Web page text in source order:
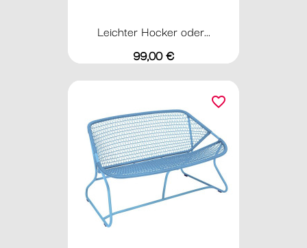
Leichter Hocker oder...
Preis
99,00 €
favorite_border